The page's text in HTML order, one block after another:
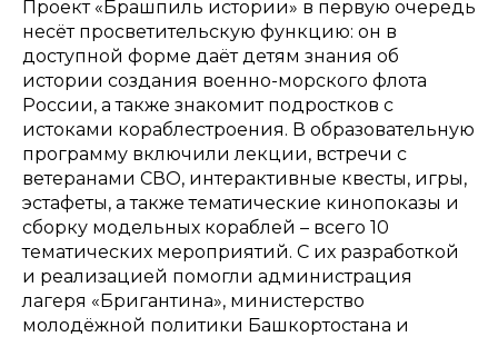
Проект «Брашпиль истории» в первую очередь
несёт просветительскую функцию: он в
доступной форме даёт детям знания об
истории создания военно-морского флота
России, а также знакомит подростков с
истоками кораблестроения. В образовательную
программу включили лекции, встречи с
ветеранами СВО, интерактивные квесты, игры,
эстафеты, а также тематические кинопоказы и
сборку модельных кораблей – всего 10
тематических мероприятий. С их разработкой
и реализацией помогли администрация
лагеря «Бригантина», министерство
молодёжной политики Башкортостана и